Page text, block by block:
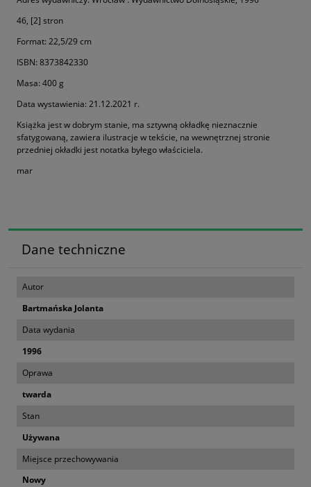
46, [2] stron
Format: 22,5/29 cm
ISBN: 8373842330
Masa: 400 g
Data wystawienia: 21.12.2021 r.
Książka jest w dobrym stanie, ma sztywną okładkę nieznacznie
sfatygowaną, zawiera ilustracje w tekście, na wewnętrznej stronie
przedniej okładki jest notatka byłego właściciela.
mar
Dane techniczne
Autor
Bartmańska Jolanta
Data wydania
1996
Oprawa
twarda
Stan
Używana
Miejsce przechowywania
Nowy